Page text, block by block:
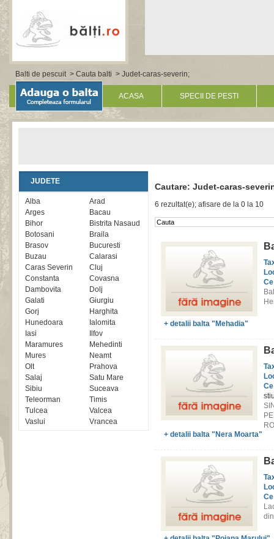
Balti de pescuit> Cauta balti > Judet-caras-severin;
ACASA SPECII DE PESTI
JUDETE
Alba
Arad
Arges
Bacau
Bihor
Bistrita Nasaud
Botosani
Braila
Brasov
Bucuresti
Buzau
Calarasi
Caras Severin
Cluj
Constanta
Covasna
Dambovita
Dolj
Galati
Giurgiu
Gorj
Harghita
Hunedoara
Ialomita
Iasi
Ilfov
Maramures
Mehedinti
Mures
Neamt
Olt
Prahova
Salaj
Satu Mare
Sibiu
Suceava
Teleorman
Timis
Tulcea
Valcea
Vaslui
Vrancea
Cautare: Judet-caras-
6 rezultat(e); afisare de la 0 la 10
+ detalii balta "Mehadia"
+ detalii balta "Nera Moarta"